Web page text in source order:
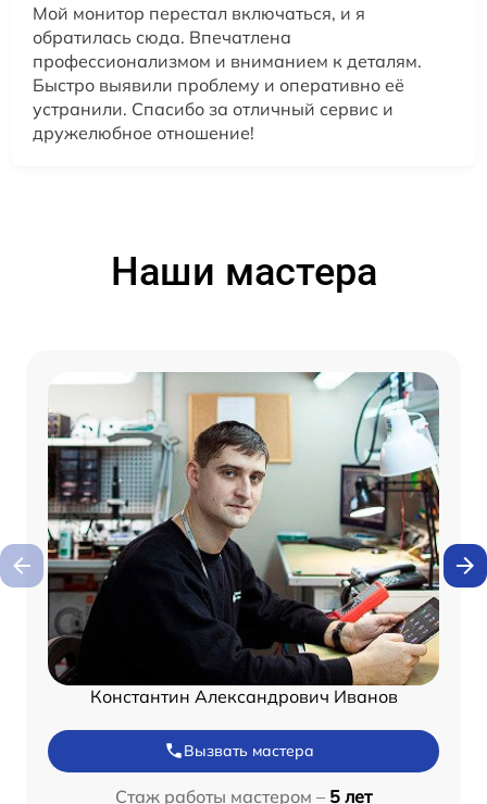
Мой монитор перестал включаться, и я
обратилась сюда. Впечатлена
профессионализмом и вниманием к деталям.
Быстро выявили проблему и оперативно её
устранили. Спасибо за отличный сервис и
дружелюбное отношение!
Наши мастера
Константин Александрович Иванов
Вызвать мастера
Стаж работы мастером – 5 лет